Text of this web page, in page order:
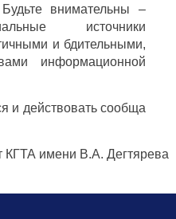
внимательны –
источники
и бдительными,
информационной
и действовать сообща
КГТА имени В.А. Дегтярева